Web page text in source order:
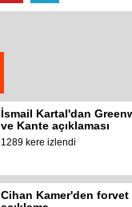
İsmail Kartal'dan
ve Kante açıklaması
1289 kere izlendi
Cihan Kamer'den